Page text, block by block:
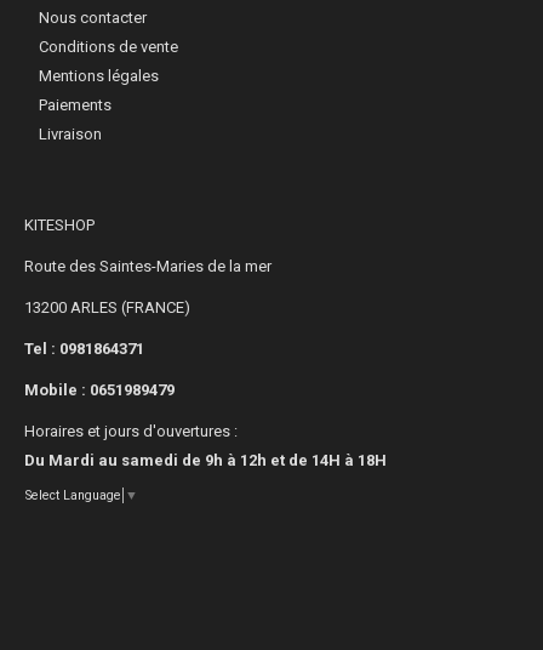
Nous contacter
Conditions de vente
Mentions légales
Paiements
Livraison
KITESHOP
Route des Saintes-Maries de la mer
13200 ARLES (FRANCE)
Tel : 0981864371
Mobile : 0651989479
Horaires et jours d'ouvertures :
Du Mardi au samedi de 9h à 12h et de 14H à 18H
Select Language ▼